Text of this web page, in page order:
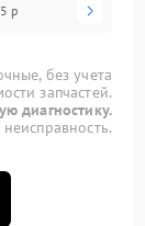
р
без учета
запчастей.
диагностику.